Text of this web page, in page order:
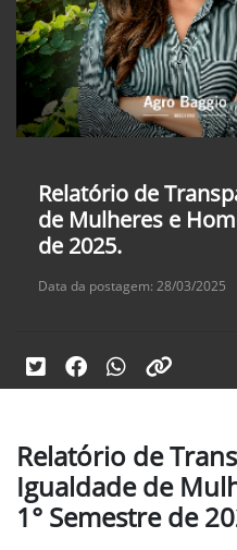
Relatório de
de Mulheres e
de 2025.
Data da postagem: 28/03/2025
Relatório de
Igualdade de
1° Semestre de